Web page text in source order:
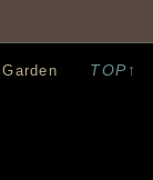
TOP↑
Garden